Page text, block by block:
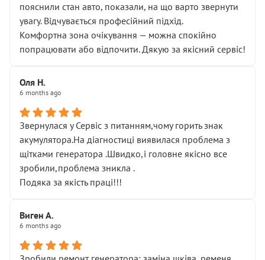
пояснили стан авто, показали, на що варто звернути
увагу. Відчувається професійний підхід.
Комфортна зона очікування — можна спокійно
попрацювати або відпочити. Дякую за якісний сервіс!
Оля Н.
6 months ago
Звернулася у Сервіс з питанням,чому горить знак
акумулятора.На діагностиці виявилася проблема з
щітками генератора .Швидко,і головне якісно все
зробили,проблема зникла .
Подяка за якість праці!!!
Виген А.
6 months ago